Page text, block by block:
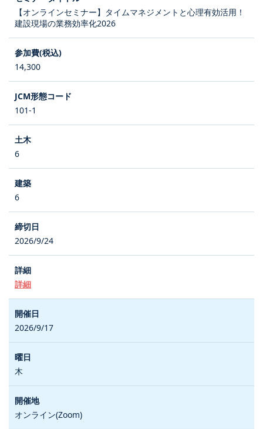
【オンラインセミナー】タイムマネジメントと心理有効活用！
建設現場の業務効率化2026
14,300
101-1
6
6
2026/9/24
詳細
2026/9/17
木
オンライン(Zoom)